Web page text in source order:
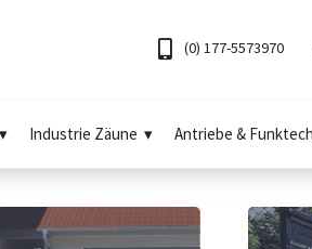
(0) 177-5573970
Industrie Zäune Antriebe &